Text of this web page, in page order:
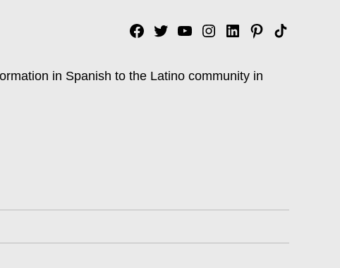
Facebook
TwitterYouTubeInstagram
Linkedin
Pinterest
Tik
in Spanish to the Latino community in